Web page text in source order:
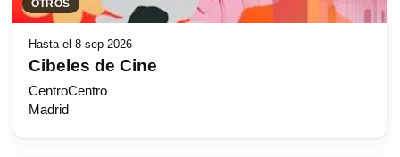
OTROS
Hasta el 8 sep 2026
Cibeles de Cine
CentroCentro
Madrid